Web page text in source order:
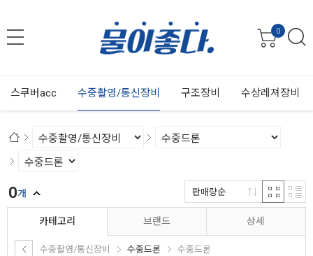
0
스쿠버acc 수중촬영/통신장비 구조장비 수상레져장비
카테고리
수중촬영/통신장비 수중드론 수중드론
브랜드 상세
0개 판매량순